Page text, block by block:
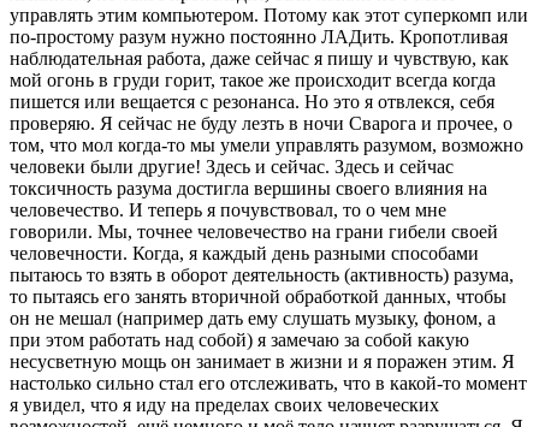
управлять этим компьютером. Потому как этот суперкомп или
по-простому разум нужно постоянно ЛАДить. Кропотливая
наблюдательная работа, даже сейчас я пишу и чувствую, как
мой огонь в груди горит, такое же происходит всегда когда
пишется или вещается с резонанса. Но это я отвлекся, себя
проверяю. Я сейчас не буду лезть в ночи Сварога и прочее, о
том, что мол когда-то мы умели управлять разумом, возможно
человеки были другие! Здесь и сейчас. Здесь и сейчас
токсичность разума достигла вершины своего влияния на
человечество. И теперь я почувствовал, то о чем мне
говорили. Мы, точнее человечество на грани гибели своей
человечности. Когда, я каждый день разными способами
пытаюсь то взять в оборот деятельность (активность) разума,
то пытаясь его занять вторичной обработкой данных, чтобы
он не мешал (например дать ему слушать музыку, фоном, а
при этом работать над собой) я замечаю за собой какую
несусветную мощь он занимает в жизни и я поражен этим. Я
настолько сильно стал его отслеживать, что в какой-то момент
я увидел, что я иду на пределах своих человеческих